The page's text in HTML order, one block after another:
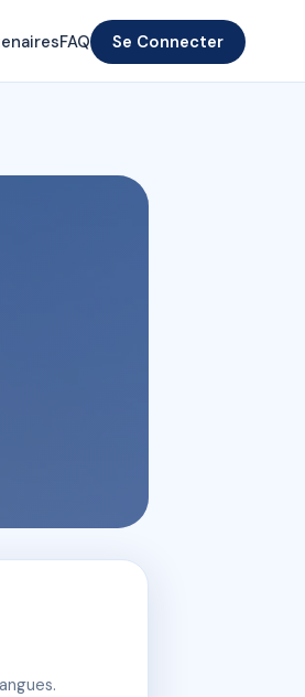
FAQ Se Connecter